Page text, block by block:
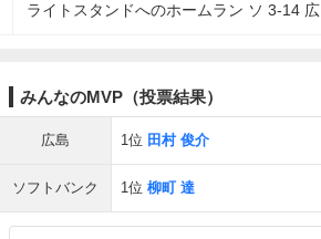
ライトスタンドへのホームラン ソ 3-14 広
みんなのMVP（投票結果）
広島 1位 田村 俊介
ソフトバンク 1位 柳町 達